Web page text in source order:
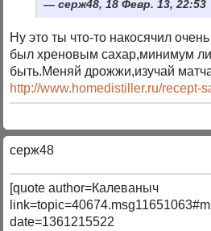
серж48, 18 Февр. 13, 22:53
Ну это ты что-то накосячил
был хреновым сахар,минимум
быть.Меняй дрожжи,изучай
http://www.homedistiller.ru/recept-
серж48
[quote author=Калеваныч
date=1361215522